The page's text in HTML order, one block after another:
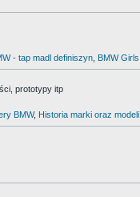
- tap madl definiszyn BMW Girls
prototypy itp
BMW, Historia marki oraz modeli